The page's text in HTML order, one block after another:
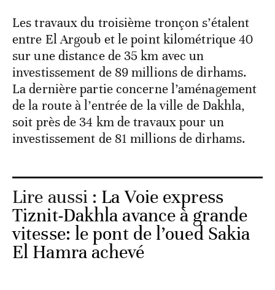
Les travaux du troisième tronçon s’étalent
entre El Argoub et le point kilométrique 40
sur une distance de 35 km avec un
investissement de 89 millions de dirhams.
La dernière partie concerne l’aménagement
de la route à l’entrée de la ville de Dakhla,
soit près de 34 km de travaux pour un
investissement de 81 millions de dirhams.
Lire aussi : La Voie express
Tiznit-Dakhla avance à grande
vitesse: le pont de l’oued Sakia
El Hamra achevé